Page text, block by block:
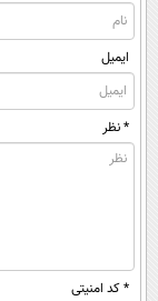
ایمیل
* نظر
* کد امنیتی